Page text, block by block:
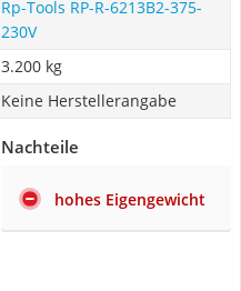
Rp-Tools ‎RP-R-6213B2-375-
230V
3.200 kg
Keine Herstellerangabe
Nachteile
hohes Eigengewicht